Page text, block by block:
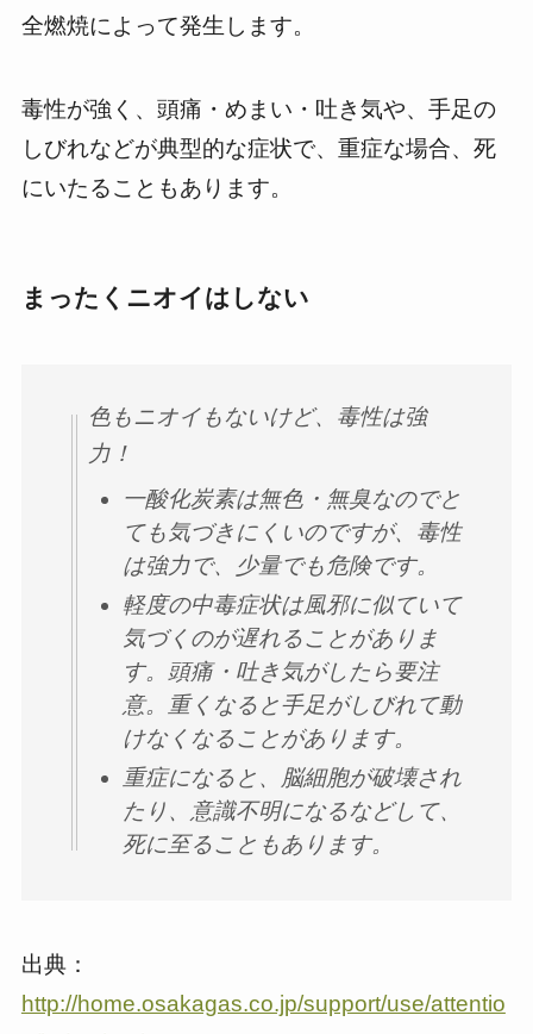
全燃焼によって発生します。
毒性が強く、頭痛・めまい・吐き気や、手足の
しびれなどが典型的な症状で、重症な場合、死
にいたることもあります。
まったくニオイはしない
色もニオイもないけど、毒性は強
力！
一酸化炭素は無色・無臭なのでと
ても気づきにくいのですが、毒性
は強力で、少量でも危険です。
軽度の中毒症状は風邪に似ていて
気づくのが遅れることがありま
す。頭痛・吐き気がしたら要注
意。重くなると手足がしびれて動
けなくなることがあります。
重症になると、脳細胞が破壊され
たり、意識不明になるなどして、
死に至ることもあります。
出典：
http://home.osakagas.co.jp/support/use/attentio